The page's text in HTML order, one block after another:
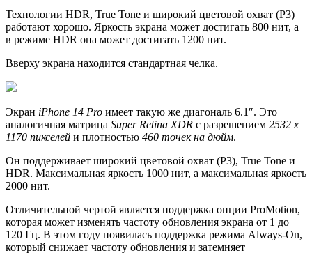
Технологии HDR, True Tone и широкий цветовой охват (P3)
работают хорошо. Яркость экрана может достигать 800 нит, а
в режиме HDR она может достигать 1200 нит.
Вверху экрана находится стандартная челка.
Экран iPhone 14 Pro имеет такую же диагональ 6.1″. Это
аналогичная матрица Super Retina XDR с разрешением 2532 х
1170 пикселей и плотностью 460 точек на дюйм.
Он поддерживает широкий цветовой охват (P3), True Tone и
HDR. Максимальная яркость 1000 нит, а максимальная яркость
2000 нит.
Отличительной чертой является поддержка опции ProMotion,
которая может изменять частоту обновления экрана от 1 до
120 Гц. В этом году появилась поддержка режима Always-On,
который снижает частоту обновления и затемняет